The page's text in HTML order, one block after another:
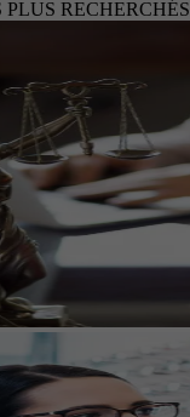
PLUS RECHERCHÉS